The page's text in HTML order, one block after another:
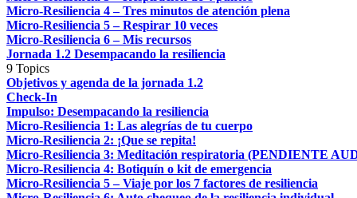
Micro-Resiliencia 4 – Tres minutos de atención plena
Micro-Resiliencia 5 – Respirar 10 veces
Micro-Resiliencia 6 – Mis recursos
Jornada 1.2 Desempacando la resiliencia
9 Topics
Objetivos y agenda de la jornada 1.2
Check-In
Impulso: Desempacando la resiliencia
Micro-Resiliencia 1: Las alegrías de tu cuerpo
Micro-Resiliencia 2: ¡Que se repita!
Micro-Resiliencia 3: Meditación respiratoria (PENDIENTE
Micro-Resiliencia 4: Botiquín o kit de emergencia
Micro-Resiliencia 5 – Viaje por los 7 factores de resiliencia